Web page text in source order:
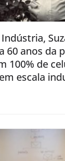
60 anos da
100% de
escala